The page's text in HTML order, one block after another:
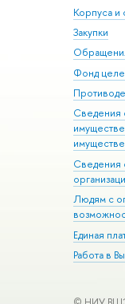
Корпуса
Закупки
Фонд
Сведения
Сведения
Людям с
Единая
Работа в